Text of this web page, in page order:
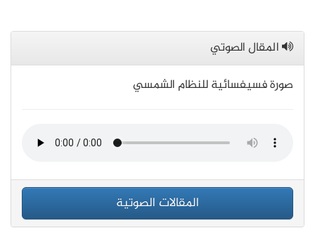
المقال الصوتي
صورة فسيفسائية للنظام الشمسي
المقالات الصوتية